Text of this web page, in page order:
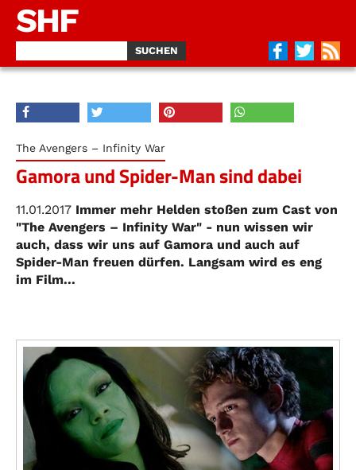
SHF
The Avengers – Infinity War
Gamora und Spider-Man sind dabei
11.01.2017 Immer mehr Helden stoßen zum Cast von
"The Avengers – Infinity War" - nun wissen wir
auch, dass wir uns auf Gamora und auch auf
Spider-Man freuen dürfen. Langsam wird es eng
im Film...